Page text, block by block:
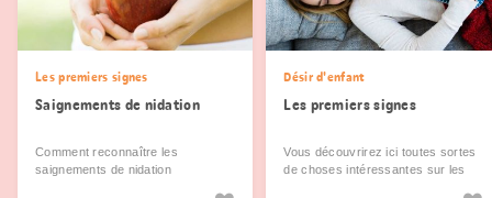
Les premiers signes
Saignements de nidation
Comment reconnaître les
saignements de nidation
Désir d'enfant
Les premiers signes
Vous découvrirez ici toutes sortes
de choses intéressantes sur les